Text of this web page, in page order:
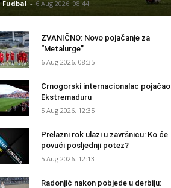
Fudbal - 6 Aug 2026. 08:44
ZVANIČNO: Novo pojačanje za
“Metalurge”
6 Aug 2026. 08:35
Crnogorski internacionalac pojačao
Ekstremaduru
5 Aug 2026. 12:35
Prelazni rok ulazi u završnicu: Ko će
povući posljednji potez?
5 Aug 2026. 12:13
Radonjić nakon pobjede u derbiju: